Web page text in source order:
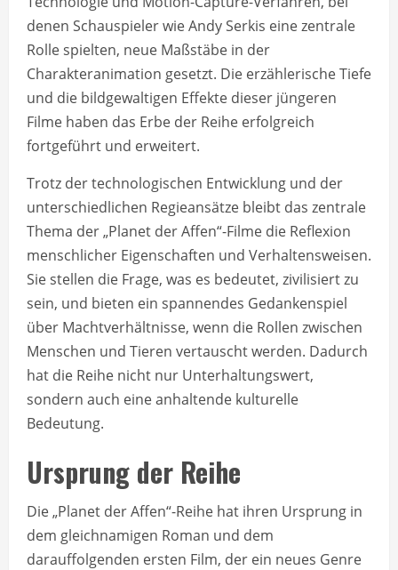
denen Schauspieler wie Andy Serkis eine zentrale
Rolle spielten, neue Maßstäbe in der
Charakteranimation gesetzt. Die erzählerische Tiefe
und die bildgewaltigen Effekte dieser jüngeren
Filme haben das Erbe der Reihe erfolgreich
fortgeführt und erweitert.
Trotz der technologischen Entwicklung und der
unterschiedlichen Regieansätze bleibt das zentrale
Thema der „Planet der Affen“-Filme die Reflexion
menschlicher Eigenschaften und Verhaltensweisen.
Sie stellen die Frage, was es bedeutet, zivilisiert zu
sein, und bieten ein spannendes Gedankenspiel
über Machtverhältnisse, wenn die Rollen zwischen
Menschen und Tieren vertauscht werden. Dadurch
hat die Reihe nicht nur Unterhaltungswert,
sondern auch eine anhaltende kulturelle
Bedeutung.
Ursprung der Reihe
Die „Planet der Affen“-Reihe hat ihren Ursprung in
dem gleichnamigen Roman und dem
darauffolgenden ersten Film, der ein neues Genre